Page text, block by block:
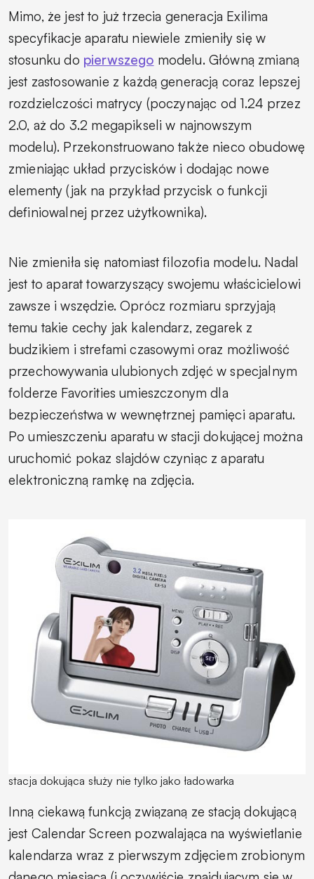
Mimo, że jest to już trzecia generacja Exilima
specyfikacje aparatu niewiele zmieniły się w
stosunku do pierwszego modelu. Główną zmianą
jest zastosowanie z każdą generacją coraz lepszej
rozdzielczości matrycy (poczynając od 1.24 przez
2.0, aż do 3.2 megapikseli w najnowszym
modelu). Przekonstruowano także nieco obudowę
zmieniając układ przycisków i dodając nowe
elementy (jak na przykład przycisk o funkcji
definiowalnej przez użytkownika).
Nie zmieniła się natomiast filozofia modelu. Nadal
jest to aparat towarzyszący swojemu właścicielowi
zawsze i wszędzie. Oprócz rozmiaru sprzyjają
temu takie cechy jak kalendarz, zegarek z
budzikiem i strefami czasowymi oraz możliwość
przechowywania ulubionych zdjęć w specjalnym
folderze Favorities umieszczonym dla
bezpieczeństwa w wewnętrznej pamięci aparatu.
Po umieszczeniu aparatu w stacji dokującej można
uruchomić pokaz slajdów czyniąc z aparatu
elektroniczną ramkę na zdjęcia.
stacja dokująca służy nie tylko jako ładowarka
Inną ciekawą funkcją związaną ze stacją dokującą
jest Calendar Screen pozwalająca na wyświetlanie
kalendarza wraz z pierwszym zdjęciem zrobionym